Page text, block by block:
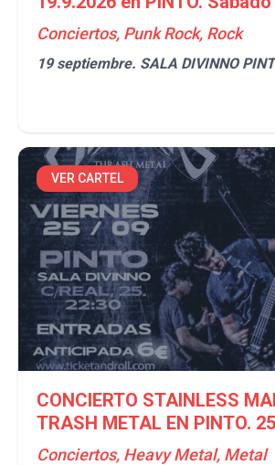
Conciertos, Punk Rock, Rock
19 septiembre. SALA DIVINNO
VER CARTEL
CONCIERTO STAINLESS
TRASH METAL EN PINTO.
Conciertos, Heavy Metal, Metal